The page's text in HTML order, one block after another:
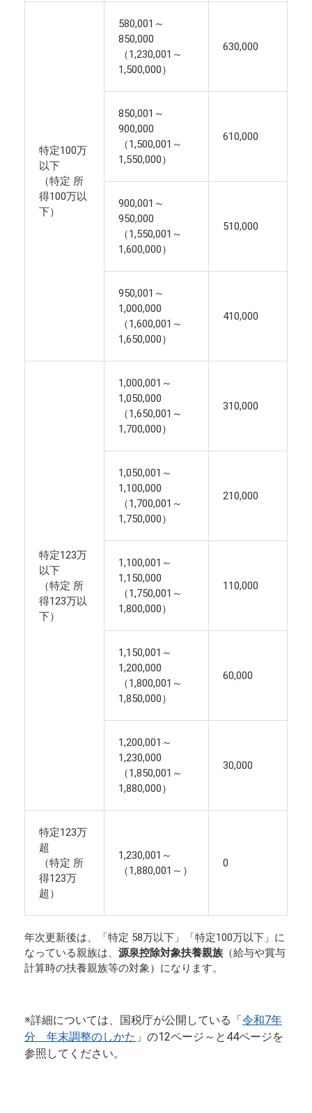
特定100万
以下
（特定 所
得100万以
下）
580,001～
850,000
（1,230,001～
1,500,000）
630,000
850,001～
900,000
（1,500,001～
1,550,000）
610,000
900,001～
950,000
（1,550,001～
1,600,000）
510,000
950,001～
1,000,000
（1,600,001～
1,650,000）
410,000
特定123万
以下
（特定 所
得123万以
下）
1,000,001～
1,050,000
（1,650,001～
1,700,000）
310,000
1,050,001～
1,100,000
（1,700,001～
1,750,000）
210,000
1,100,001～
1,150,000
（1,750,001～
1,800,000）
110,000
1,150,001～
1,200,000
（1,800,001～
1,850,000）
60,000
1,200,001～
1,230,000
（1,850,001～
1,880,000）
30,000
特定123万
超
（特定 所
得123万
超）
1,230,001～
（1,880,001～）
0
年次更新後は、「特定 58万以下」「特定100万以下」に
なっている親族は、 源泉控除対象扶養親族 （給与や賞与
計算時の扶養親族等の対象）になります。
※詳細については、国税庁が公開している「令和7年
分 年末調整のしかた 」の12ページ～と44ページを
参照してください。